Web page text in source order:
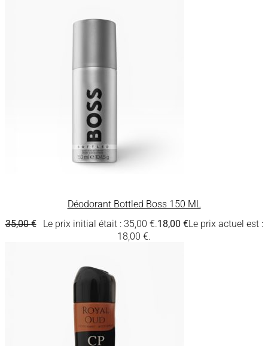
Déodorant Bottled Boss 150 ML
35,00€ Le prix initial était : 35,00 €.18,00 €Le prix actuel est :
18,00 €.